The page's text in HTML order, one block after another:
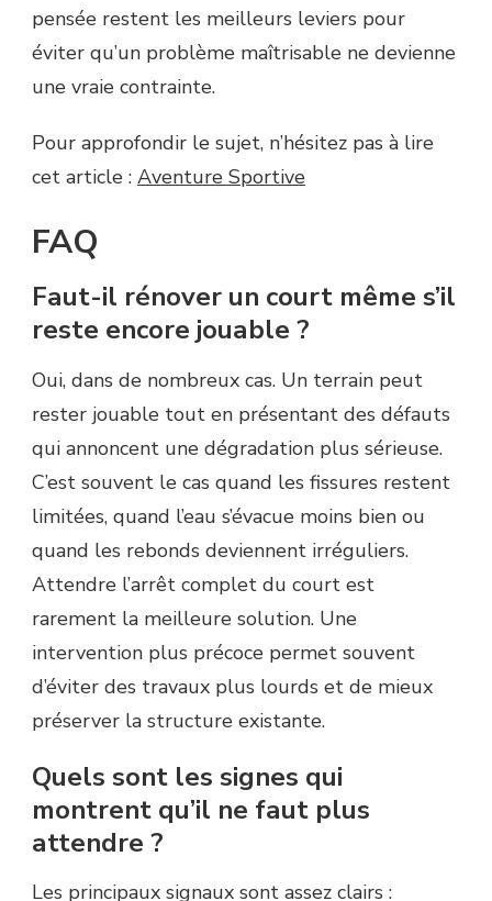
pensée restent les meilleurs leviers pour
éviter qu’un problème maîtrisable ne devienne
une vraie contrainte.
Pour approfondir le sujet, n’hésitez pas à lire
cet article : Aventure Sportive
FAQ
Faut-il rénover un court même s’il
reste encore jouable ?
Oui, dans de nombreux cas. Un terrain peut
rester jouable tout en présentant des défauts
qui annoncent une dégradation plus sérieuse.
C’est souvent le cas quand les fissures restent
limitées, quand l’eau s’évacue moins bien ou
quand les rebonds deviennent irréguliers.
Attendre l’arrêt complet du court est
rarement la meilleure solution. Une
intervention plus précoce permet souvent
d’éviter des travaux plus lourds et de mieux
préserver la structure existante.
Quels sont les signes qui
montrent qu’il ne faut plus
attendre ?
Les principaux signaux sont assez clairs :